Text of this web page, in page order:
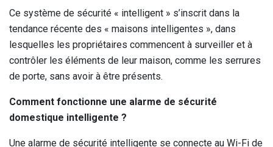
Ce système de sécurité « intelligent » s’inscrit dans la
tendance récente des « maisons intelligentes », dans
lesquelles les propriétaires commencent à surveiller et à
contrôler les éléments de leur maison, comme les serrures
de porte, sans avoir à être présents.
Comment fonctionne une alarme de sécurité
domestique intelligente ?
Une alarme de sécurité intelligente se connecte au Wi-Fi de